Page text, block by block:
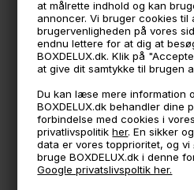
at målrette indhold og kan
annoncer. Vi bruger cookies til
brugervenligheden på vores
endnu lettere for at dig at
BOXDELUX.dk. Klik på
at give dit samtykke til brugen
Du kan læse mere information
BOXDELUX.dk behandler dine
forbindelse med cookies i
privatlivspolitikher. En sikker
data er vores topprioritet, og vi
bruge BOXDELUX.dk i denne
Google privatslivspoltik her.
Højde: 26,5 cm.
Diameter: 27 cm.
Indhold: 10 liter
*Samme farve fås i forskellige
🕚 Bestil inden 11 & vi sender
🧺 Kan du lægge varen i kurven,
🌟 4,9 med over 1200